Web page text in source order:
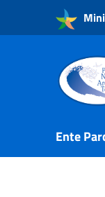
Vai ai contenuti
Vai al menu
Ente